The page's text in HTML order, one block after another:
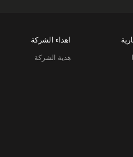
اهداء الشركة
هدية الشركة